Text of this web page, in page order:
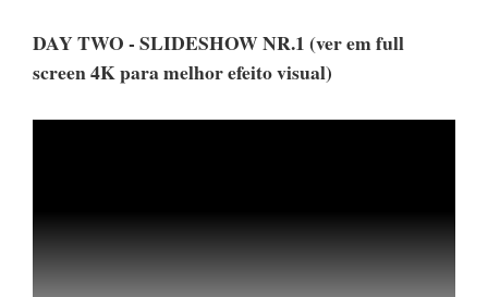
DAY TWO - SLIDESHOW NR.1 (ver em full
screen 4K para melhor efeito visual)